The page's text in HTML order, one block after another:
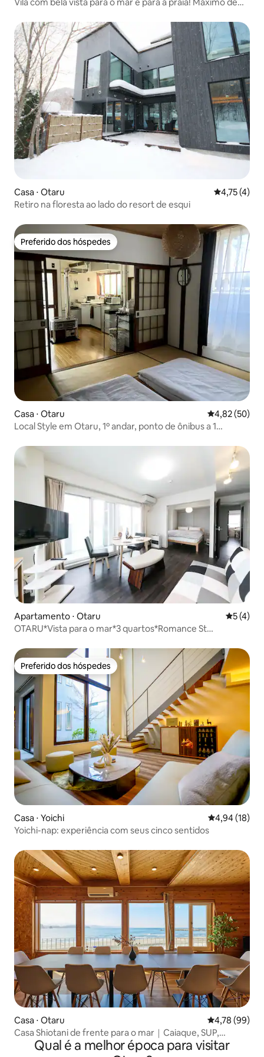
Casa ⋅ Otaru 4,75 de
4,75 (4)
Retiro na floresta ao lado do resort de esqui
Preferido dos hóspedes
Preferido dos hóspedes
Casa ⋅ Otaru 4,82 de uma
4,82 (50)
Local Style em Otaru, 1º andar, ponto de ônibus a 1
Apartamento ⋅ Otaru 5 de
5 (4)
OTARU*Vista para o mar*3 quartos*Romance St
Preferido dos hóspedes
Preferido dos hóspedes
Casa ⋅ Yoichi 4,94 de uma
4,94 (18)
Yoichi-nap: experiência com seus cinco sentidos
Casa ⋅ Otaru 4,78 de uma
4,78 (99)
Casa Shiotani de frente para o mar｜Caiaque, SUP,
caverna azul
Qual é a melhor época para visitar